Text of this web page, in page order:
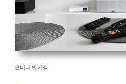
모니터 안켜짐